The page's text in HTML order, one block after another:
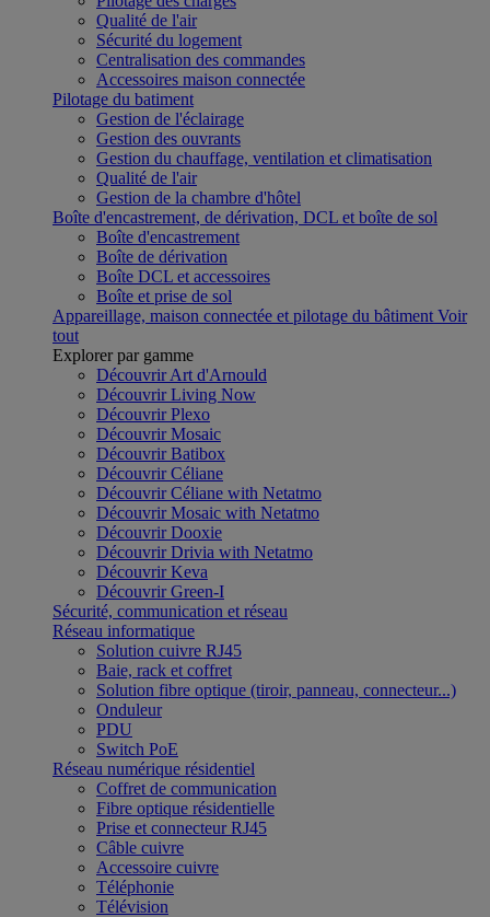
Qualité de l'air
Sécurité du logement
Centralisation des commandes
Accessoires maison connectée
Pilotage du batiment
Gestion de l'éclairage
Gestion des ouvrants
Gestion du chauffage, ventilation et climatisation
Qualité de l'air
Gestion de la chambre d'hôtel
Boîte d'encastrement, de dérivation, DCL et boîte de sol
Boîte d'encastrement
Boîte de dérivation
Boîte DCL et accessoires
Boîte et prise de sol
Appareillage, maison connectée et pilotage du bâtiment Voir
tout
Explorer par gamme
Découvrir Art d'Arnould
Découvrir Living Now
Découvrir Plexo
Découvrir Mosaic
Découvrir Batibox
Découvrir Céliane
Découvrir Céliane with Netatmo
Découvrir Mosaic with Netatmo
Découvrir Dooxie
Découvrir Drivia with Netatmo
Découvrir Keva
Découvrir Green-I
Sécurité, communication et réseau
Réseau informatique
Solution cuivre RJ45
Baie, rack et coffret
Solution fibre optique (tiroir, panneau, connecteur...)
Onduleur
PDU
Switch PoE
Réseau numérique résidentiel
Coffret de communication
Fibre optique résidentielle
Prise et connecteur RJ45
Câble cuivre
Accessoire cuivre
Téléphonie
Télévision